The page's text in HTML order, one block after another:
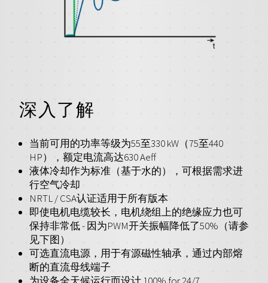
深入了解
当前可用的功率等级为55至330 kW（75至440
HP），额定电流高达630 Aeff
液体冷却作为标准（基于水的），可根据需求进
行空气冷却
NRTL / CSA认证适用于所有版本
即使电机电缆较长，电机绕组上的绝缘应力也可
保持非常低 - 因为PWM开关振幅降低了50%（请参
见下图）
可选直流电源，用于有源磁性轴承，通过内部熔
断的直流母线端子